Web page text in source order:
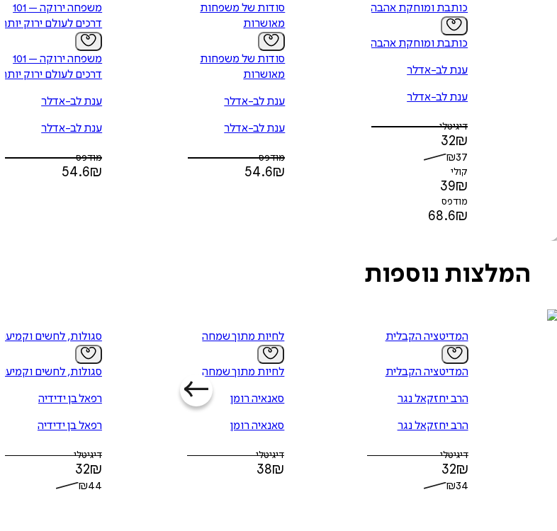
כותבת ומוחקת אהבה
כותבת ומוחקת אהבה
ענת לב-אדלר
ענת לב-אדלר
דיגיטלי
32₪
₪37
קולי
39₪
מודפס
68.6₪
סודות של משפחות
מאושרות
סודות של משפחות
מאושרות
ענת לב-אדלר
ענת לב-אדלר
מודפס
54.6₪
משפחה ירוקה – 101
דרכים לעולם ירוק יותר
משפחה ירוקה – 101
דרכים לעולם ירוק יותר
ענת לב-אדלר
ענת לב-אדלר
מודפס
54.6₪
המלצות נוספות
המדיטציה הקבלית
המדיטציה הקבלית
הרב יחזקאל נגר
הרב יחזקאל נגר
דיגיטלי
32₪
₪34
לחיות מתוך שמחה
לחיות מתוך שמחה
סאנאיה רומן
סאנאיה רומן
דיגיטלי
38₪
סגולות, לחשים וקמיעות
סגולות, לחשים וקמיעות
רפאל בן ידידיה
רפאל בן ידידיה
דיגיטלי
32₪
₪44